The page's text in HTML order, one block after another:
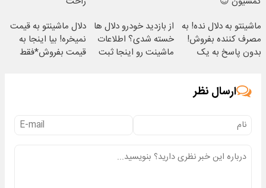
ماشینتو به دلال نده! به
مصرف کننده بفروش!
بدون پاسخ به یک
از بازدید خودرو دلال ها
خسته شدی؟ اطلاعات
ماشینت رو اینجا ثبت
دلال ماشینتو به قیمت
نمیخره! بیا اینجا به
قیمت بفروش*فقط
ارسال نظر